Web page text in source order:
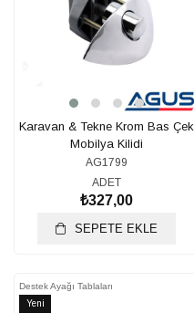
Karavan & Tekne Krom Bas Çek
Mobilya Kilidi
AG1799
ADET
₺327,00
SEPETE EKLE
Destek Ayağı Tablaları
Yeni